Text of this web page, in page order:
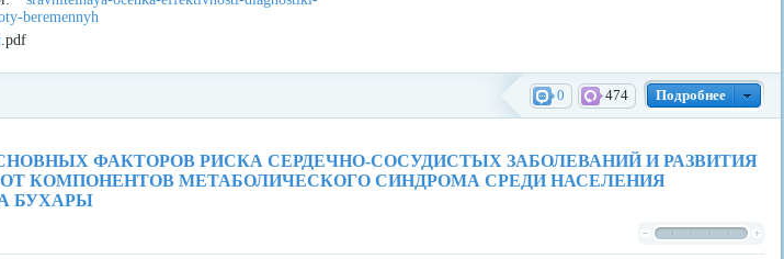
beremennyh
.pdf
Подробнее
474
0
ФАКТОРОВ РИСКА СЕРДЕЧНО-СОСУДИСТЫХ ЗАБОЛЕВАНИЙ И РАЗВИТИЯ
КОМПОНЕНТОВ МЕТАБОЛИЧЕСКОГО СИНДРОМА СРЕДИ НАСЕЛЕНИЯ
БУХАРЫ